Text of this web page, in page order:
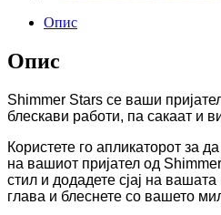
Опис
Опис
Shimmer Stars се ваши
блескави работи, па сакаат и
Користете го апликаторот за
на вашиот пријател од
стил и додадете сјај на вашата
глава и блеснете со вашето